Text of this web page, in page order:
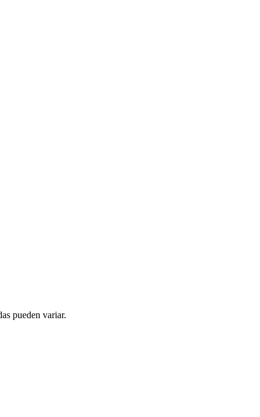
pueden variar.